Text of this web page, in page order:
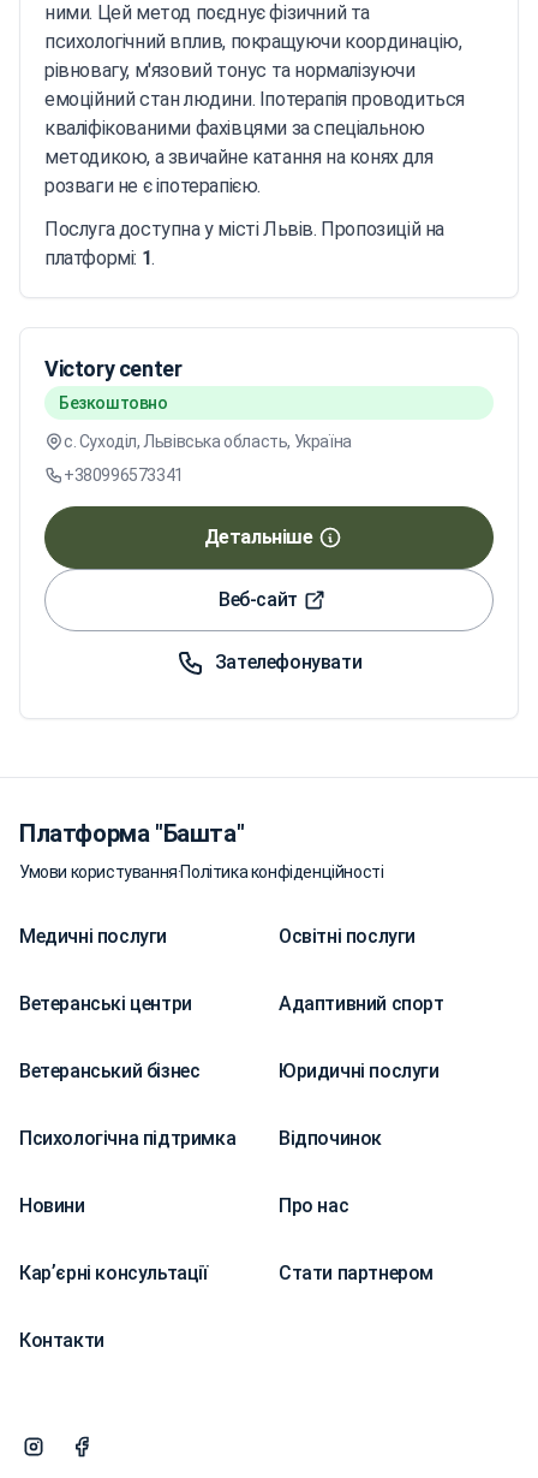
ними. Цей метод поєднує фізичний та
психологічний вплив, покращуючи координацію,
рівновагу, м'язовий тонус та нормалізуючи
емоційний стан людини. Іпотерапія проводиться
кваліфікованими фахівцями за спеціальною
методикою, а звичайне катання на конях для
розваги не є іпотерапією.
Послуга доступна у місті Львів. Пропозицій на
платформі: 1.
Victory center
Безкоштовно
с. Суходіл, Львівська область, Україна
+380996573341
Детальніше
Веб-сайт
Зателефонувати
Платформа "Башта"
Умови користування·Політика конфіденційності
Медичні послуги Освітні послуги
Ветеранські центри Адаптивний спорт
Ветеранський бізнес Юридичні послуги
Психологічна підтримка Відпочинок
Новини Про нас
Карʼєрні консультації Стати партнером
Контакти